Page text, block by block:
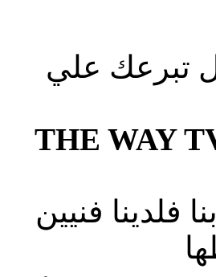
تبرعك علي
THE WAY
فنيين